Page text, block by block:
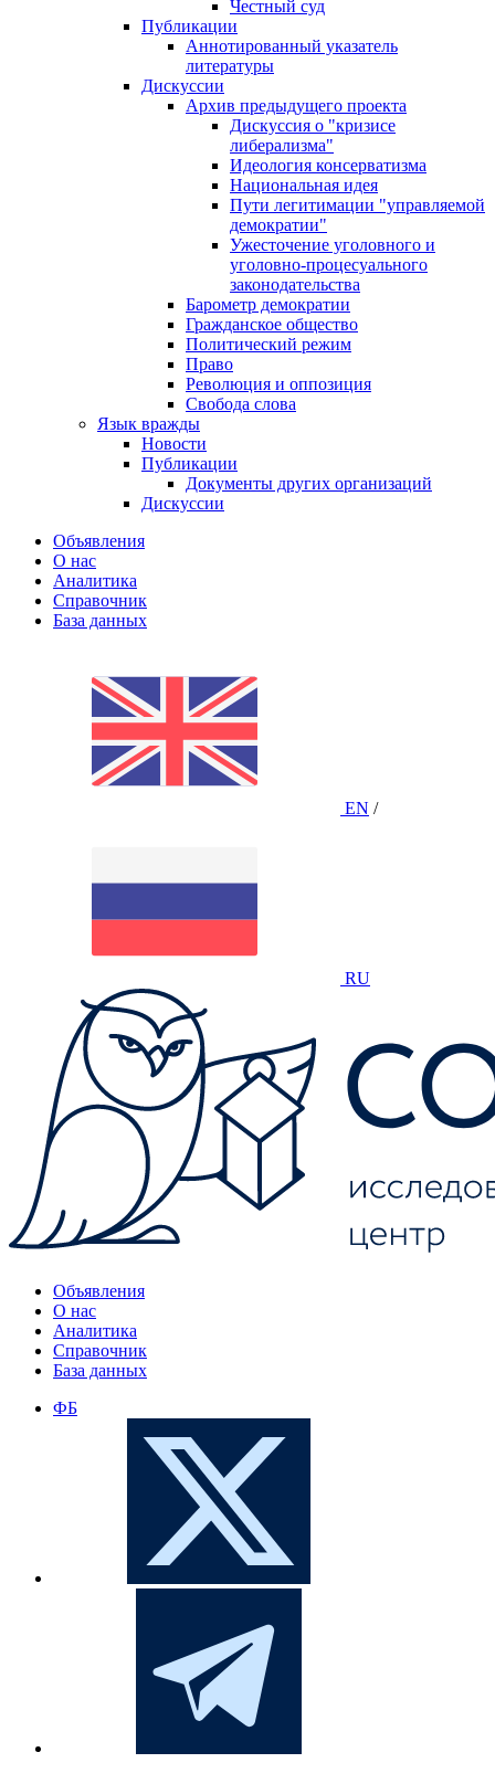
Честный суд
Публикации
Аннотированный указатель
литературы
Дискуссии
Архив предыдущего проекта
Дискуссия о "кризисе
либерализма"
Идеология консерватизма
Национальная идея
Пути легитимации "управляемой
демократии"
Ужесточение уголовного и
уголовно-процесуального
законодательства
Барометр демократии
Гражданское общество
Политический режим
Право
Революция и оппозиция
Свобода слова
Язык вражды
Новости
Публикации
Документы других организаций
Дискуссии
Объявления
О нас
Аналитика
Справочник
База данных
EN /
RU
Объявления
О нас
Аналитика
Справочник
База данных
ФБ